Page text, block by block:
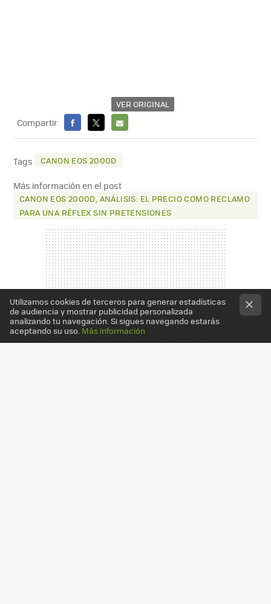
VER ORIGINAL
Compartir
FACEBOOK
X
E-
MAIL
Tags CANON EOS 2000D
Más información en el post
CANON EOS 2000D, ANÁLISIS: EL PRECIO COMO RECLAMO
PARA UNA RÉFLEX SIN PRETENSIONES
Utilizamos cookies de terceros para generar estadísticas
de audiencia y mostrar publicidad personalizada
analizando tu navegación. Si sigues navegando estarás
aceptando su uso. Más información